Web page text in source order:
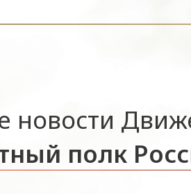
новости
полк